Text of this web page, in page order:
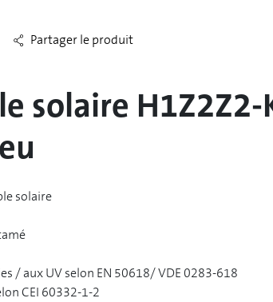
Partager le produit
solaire H1Z2Z2-
solaire
/ aux UV selon EN 50618/ VDE 0283-618
CEI 60332-1-2